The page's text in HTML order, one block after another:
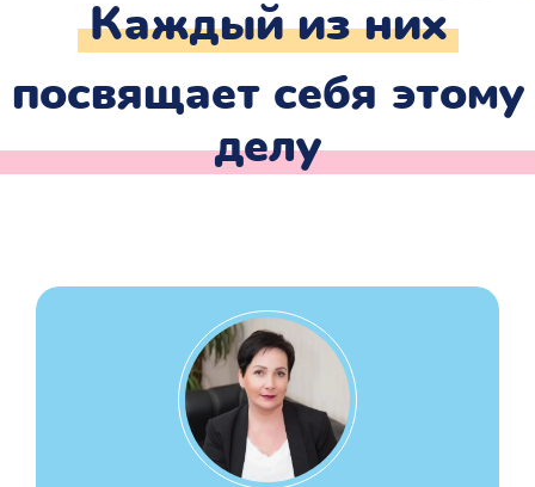
Каждый из них
посвящает себя этому
делу